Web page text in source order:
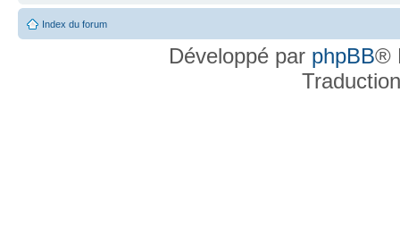
Index du forum
Développé par phpBB®